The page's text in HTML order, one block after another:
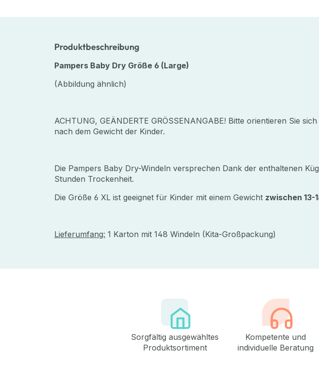
Produktbeschreibung
Pampers Baby Dry Größe 6 (Large)
(Abbildung ähnlich)
ACHTUNG, GEÄNDERTE GRÖSSENANGABE! Bitte orientieren Sie
nach dem Gewicht der Kinder.
Die Pampers Baby Dry-Windeln versprechen Dank der enthaltenen
Stunden Trockenheit.
Die Größe 6 XL ist geeignet für Kinder mit einem Gewicht zwischen 13-
Lieferumfang: 1 Karton mit 148 Windeln (Kita-Großpackung)
Sorgfältig ausgewähltes
Produktsortiment
Kompetente und
individuelle Beratung